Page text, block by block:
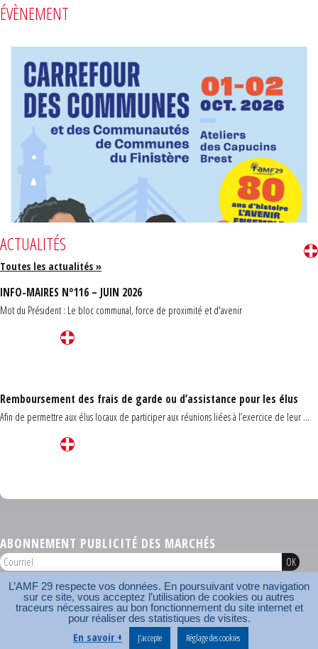
ÉVÈNEMENT
ACTUALITÉS
Toutes les actualités »
INFO-MAIRES N°116 – JUIN 2026
Mot du Président : Le bloc communal, force de proximité et d'avenir
Remboursement des frais de garde ou d’assistance pour les élus
Afin de permettre aux élus locaux de participer aux réunions liées à l’exercice de leur ...
ABONNEMENT PUBLICITÉ DES MARCHÉS
AMF 29 © 2026
Plan du site Nos coordonnées Mentions légales
Contact
Carrefour des communes
AMF
L’AMF 29 respecte vos données. En poursuivant votre navigation
sur ce site, vous acceptez l’utilisation de cookies ou autres
traceurs nécessaires au bon fonctionnement du site internet et
pour réaliser des statistiques de visites.
En savoir + J’accepte Réglage des cookies